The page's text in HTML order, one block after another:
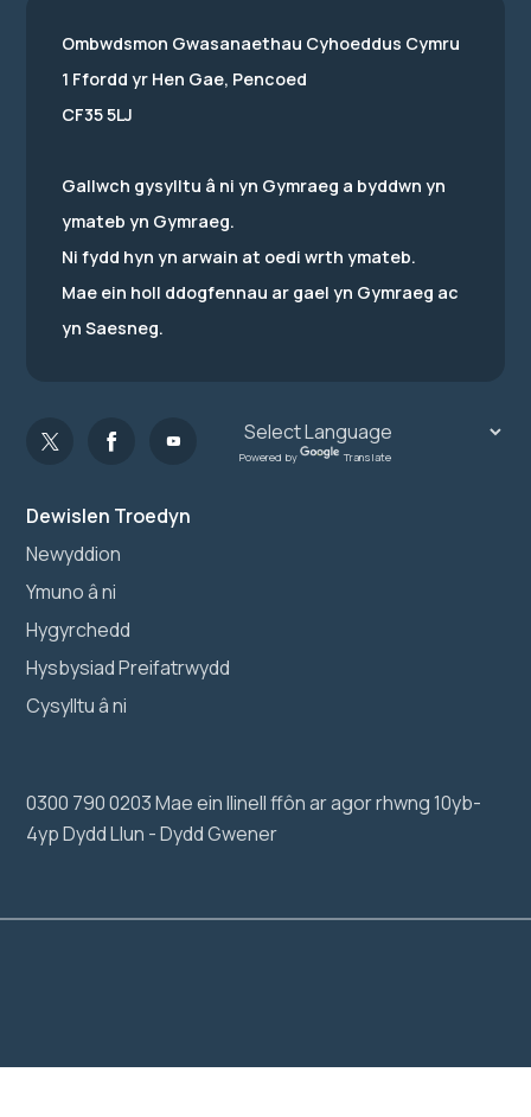
Dewislen Troedyn
Newyddion
Ymuno â ni
Hygyrchedd
Hysbysiad Preifatrwydd
Cysylltu â ni
0300 790 0203 Mae ein llinell ffôn ar agor rhwng 10yb-
4yp Dydd Llun - Dydd Gwener
Ombwdsmon Gwasanaethau Cyhoeddus Cymru
1 Ffordd yr Hen Gae, Pencoed
CF35 5LJ
Gallwch gysylltu â ni yn Gymraeg a byddwn yn
ymateb yn Gymraeg.
Ni fydd hyn yn arwain at oedi wrth ymateb.
Mae ein holl ddogfennau ar gael yn Gymraeg ac
yn Saesneg.
Powered by Translate